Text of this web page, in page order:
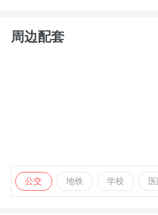
周边配套
公交 地铁 学校